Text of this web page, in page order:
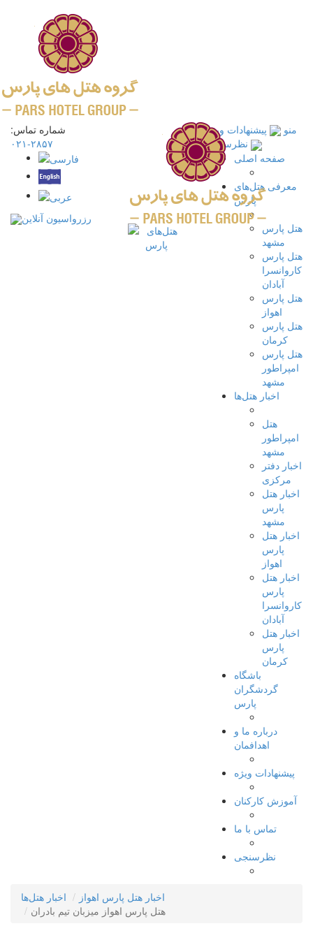
منو
پیشنهادات ویژه
نظرسنجی
صفحه اصلی
معرفی هتل‌های
پارس
هتل پارس
مشهد
هتل پارس
کاروانسرا
آبادان
هتل پارس
اهواز
هتل پارس
کرمان
هتل پارس
امپراطور
مشهد
اخبار هتل‌ها
هتل
امپراطور
مشهد
اخبار دفتر
مرکزی
اخبار هتل
پارس
مشهد
اخبار هتل
پارس
اهواز
اخبار هتل
پارس
کاروانسرا
آبادان
اخبار هتل
پارس
کرمان
باشگاه
گردشگران
پارس
درباره ما و
اهدافمان
پیشنهادات ویژه
آموزش کارکنان
تماس با ما
نظرسنجی
شماره تماس:
۲۸۵۷-۰۲۱
رزرواسیون آنلاین
اخبار هتل‌ها
اخبار هتل پارس اهواز
هتل پارس اهواز میزبان تیم بادران